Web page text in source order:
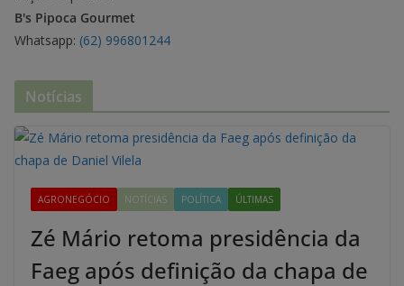
B's Pipoca Gourmet
Whatsapp: (62) 996801244
Notícias
AGRONEGÓCIO NOTÍCIAS POLÍTICA ÚLTIMAS
Zé Mário retoma presidência da
Faeg após definição da chapa de